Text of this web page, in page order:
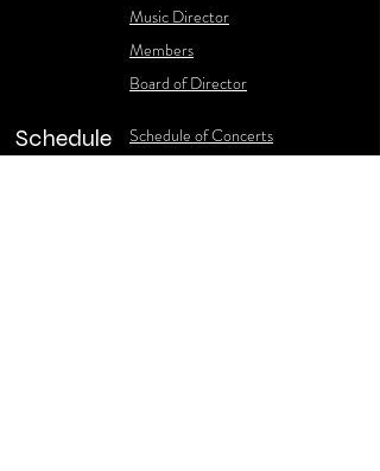
​Music Director
​Members
Board of Director
Schedule
Schedule of Concerts